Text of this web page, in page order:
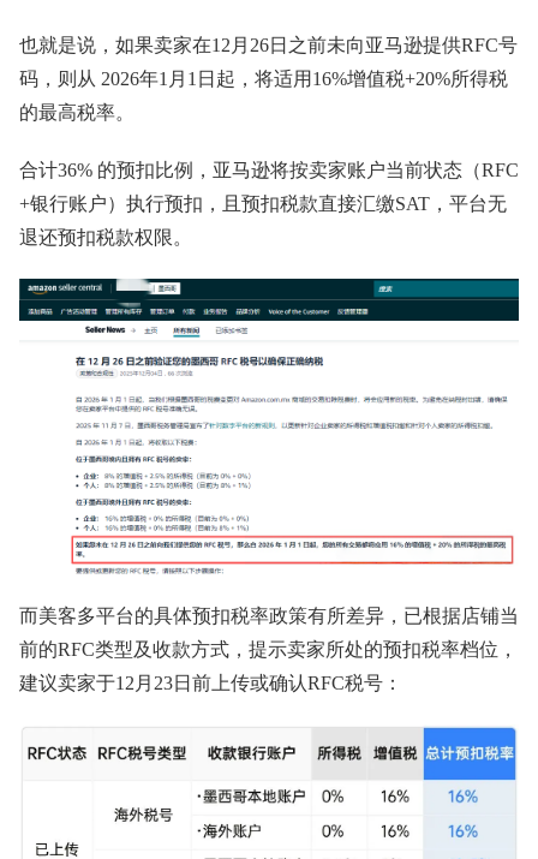
也就是说，如果卖家在12月26日之前未向亚马逊提供RFC号
码，则从 2026年1月1日起，将适用16%增值税+20%所得税
的最高税率。
合计36% 的预扣比例，亚马逊将按卖家账户当前状态（RFC
+银行账户）执行预扣，且预扣税款直接汇缴SAT，平台无
退还预扣税款权限。
而美客多平台的具体预扣税率政策有所差异，已根据店铺当
前的RFC类型及收款方式，提示卖家所处的预扣税率档位，
建议卖家于12月23日前上传或确认RFC税号：